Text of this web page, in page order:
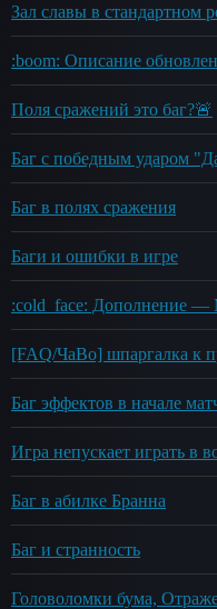
Зал славы в стандартном
:boom: Описание
Поля сражений это баг?🚨
Баг с победным ударом
Баг в полях сражения
Баги и ошибки в игре
:cold_face: Дополнение —
[FAQ/ЧаВо] шпаргалка к
Баг эффектов в начале
Игра непускает играть в
Баг в абилке Бранна
Баг и странность
Головоломки бума,